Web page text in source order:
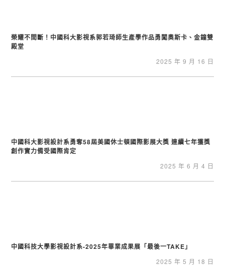
榮耀不間斷！中國科大影視系郭若琦師生產學作品勇闖奧斯卡、金鐘雙
殿堂
2025 年 9 月 16 日
中國科大影視設計系勇奪58屆美國休士頓國際影展大獎 連續七年獲獎
創作實力備受國際肯定
2025 年 6 月 4 日
中國科技大學影視設計系-2025年畢業成果展「最後一TAKE」
2025 年 5 月 18 日